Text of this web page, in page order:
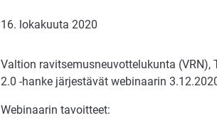
16. lokakuuta 2020
Valtion ravitsemusneuvottelukunta
2.0 -hanke järjestävät webinaarin
Webinaarin tavoitteet: